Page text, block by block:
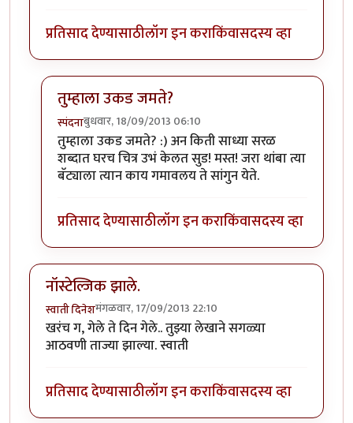
प्रतिसाद देण्यासाठीलॉग इन कराकिंवासदस्य व्हा
तुम्हाला उकड जमते?
स्पंदनाबुधवार, 18/09/2013 06:10
In reply toएकदम नॉस्टॅल्जिक करणारा लेख!!
तुम्हाला उकड जमते? :) अन किती साध्या सरळ
शब्दात घरच चित्र उभं केलत सुड! मस्त! जरा थांबा त्या
बॅट्याला त्यान काय गमावलय ते सांगुन येते.
प्रतिसाद देण्यासाठीलॉग इन कराकिंवासदस्य व्हा
नॉस्टेल्जिक झाले.
स्वाती दिनेशमंगळवार, 17/09/2013 22:10
खरंच ग, गेले ते दिन गेले.. तुझ्या लेखाने सगळ्या
आठवणी ताज्या झाल्या. स्वाती
प्रतिसाद देण्यासाठीलॉग इन कराकिंवासदस्य व्हा